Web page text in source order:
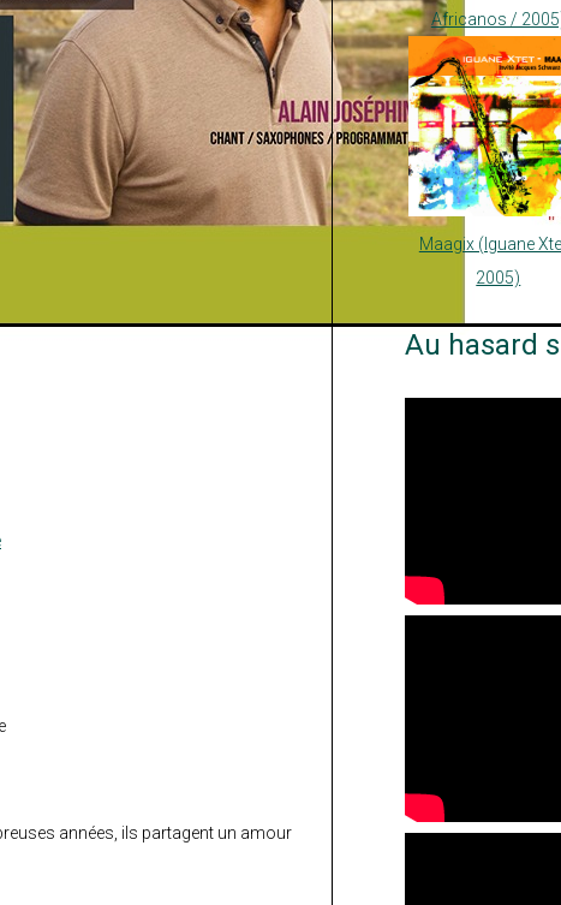
années, ils partagent un amour
Africanos /
Maagix (Iguane
2005)
Au hasard